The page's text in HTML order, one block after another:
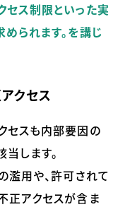
ス制限といった実
られます。を講じ
クセス
セスも内部要因の
します。
濫用や、許可されて
正アクセスが含ま